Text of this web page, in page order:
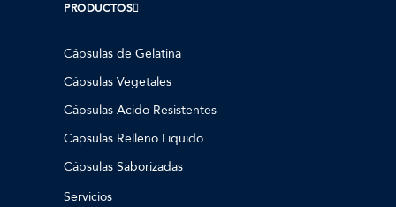
PRODUCTOS
Cápsulas de Gelatina
Cápsulas Vegetales
Cápsulas Ácido Resistentes
Cápsulas Relleno Líquido
Cápsulas Saborizadas
Servicios